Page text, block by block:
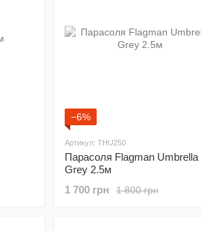
−6%
Артикул: THU250
Парасоля Flagman Umbrella
Grey 2.5м
1 800 грн
1 700 грн